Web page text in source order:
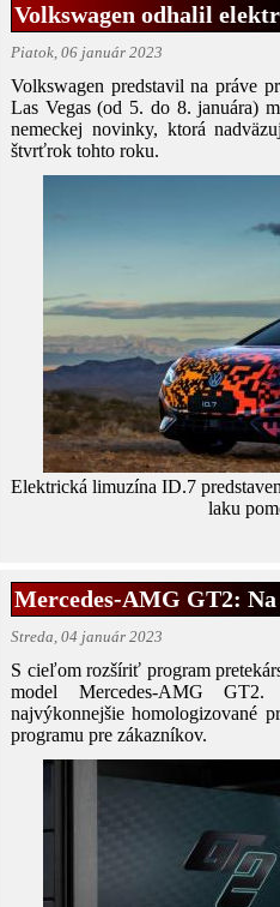
Volkswagen odhalil
Piatok, 06 január 2023
Volkswagen predstavil na práve
Las Vegas (od 5. do 8. januára)
nemeckej novinky, ktorá
štvrťrok tohto roku.
Elektrická limuzína ID.7
laku
Mercedes-AMG GT2:
Streda, 04 január 2023
S cieľom rozšíriť program
model Mercedes-AMG
najvýkonnejšie homologizované
programu pre zákazníkov.